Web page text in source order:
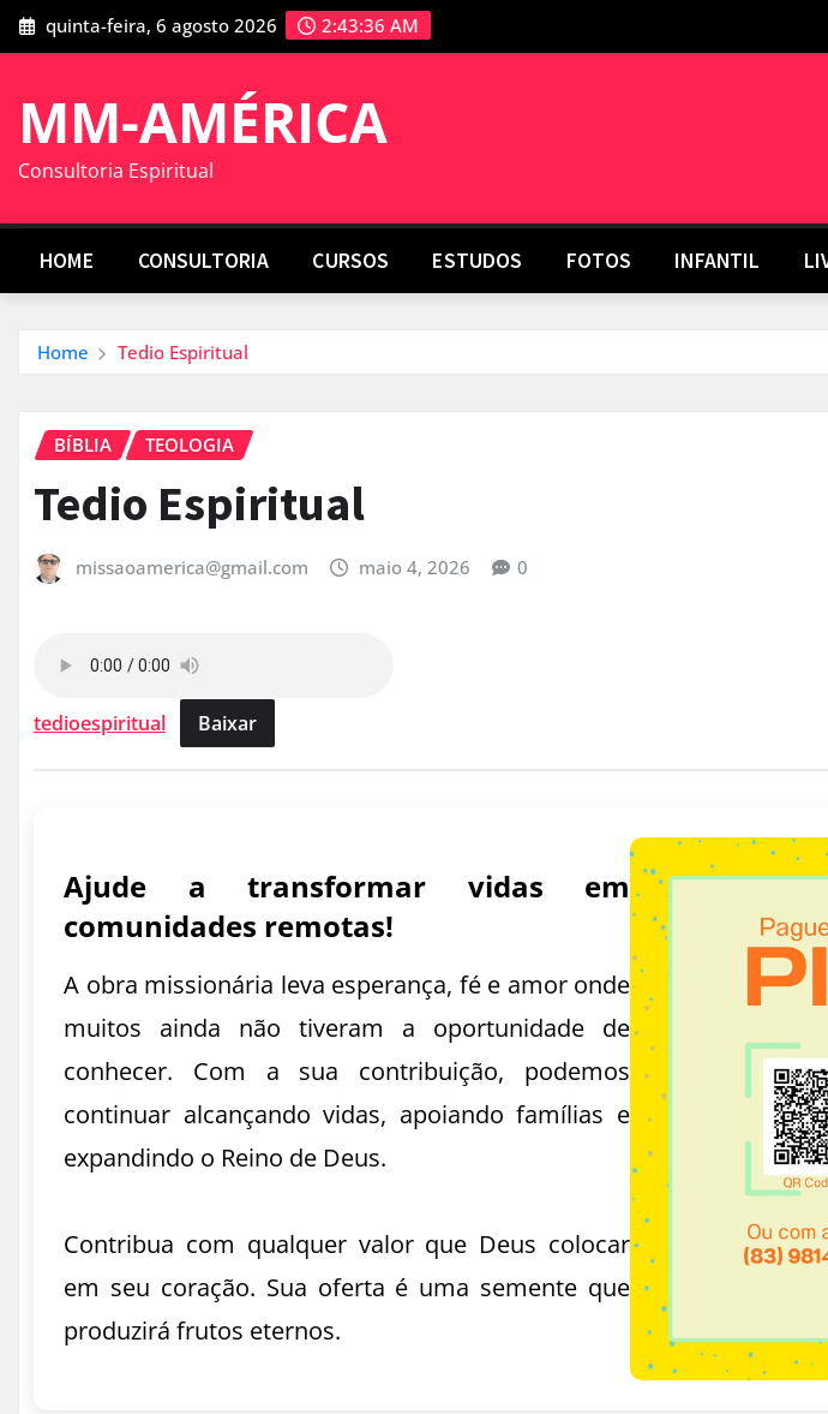
Skip
to
quinta-feira, 6 agosto 2026 2:43:37 AM
MM-AMÉRICA
Consultoria Espiritual
HOME CONSULTORIA CURSOS ESTUDOS FOTOS INFANTIL
Home Tedio Espiritual
BÍBLIA TEOLOGIA
Tedio Espiritual
missaoamerica@gmail.com maio 4, 2026 0
tedioespiritual Baixar
Ajude a transformar vidas em
comunidades remotas!
A obra missionária leva esperança, fé e amor onde
muitos ainda não tiveram a oportunidade de
conhecer. Com a sua contribuição, podemos
continuar alcançando vidas, apoiando famílias e
expandindo o Reino de Deus.
Contribua com qualquer valor que Deus colocar
em seu coração. Sua oferta é uma semente que
produzirá frutos eternos.